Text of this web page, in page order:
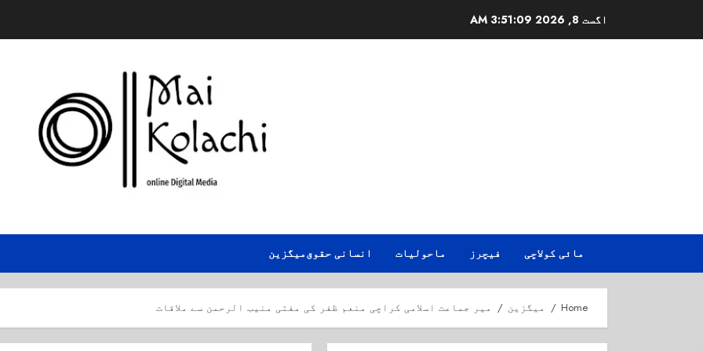
اگست 8, 2026 3:51:10 AM
مائی کولاچی فیچرز ماحولیات انسانی حقوقمیگزین
Home میگزین میر جماعت اسلامی کراچی منعم ظفر کی مفتی منیب الرحمن سے ملاقات